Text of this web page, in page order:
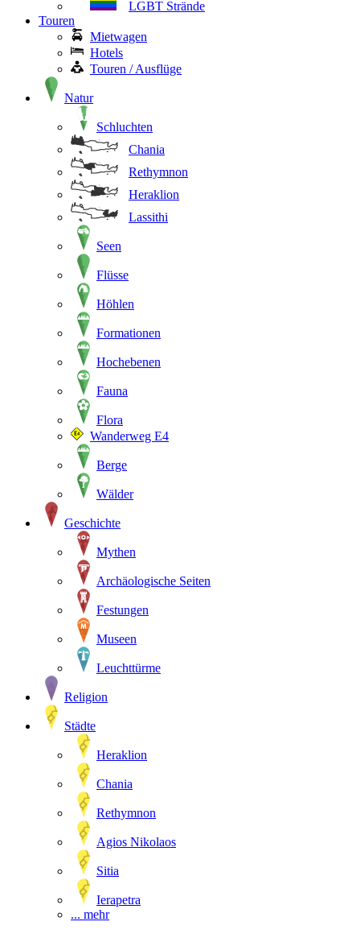
LGBT Strände
Touren
Mietwagen
Hotels
Touren / Ausflüge
Natur
Schluchten
Chania
Rethymnon
Heraklion
Lassithi
Seen
Flüsse
Höhlen
Formationen
Hochebenen
Fauna
Flora
Wanderweg E4
Berge
Wälder
Geschichte
Mythen
Archäologische Seiten
Festungen
Museen
Leuchttürme
Religion
Städte
Heraklion
Chania
Rethymnon
Agios Nikolaos
Sitia
Ierapetra
... mehr